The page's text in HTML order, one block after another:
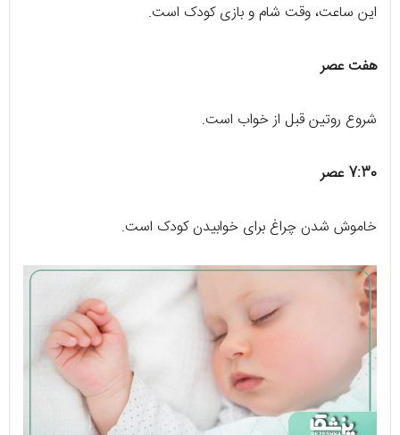
این ساعت، وقت شام و بازی کودک است.
هفت عصر
شروع روتین قبل از خواب است.
7:30 عصر
خاموش شدن چراغ برای خوابیدن کودک است.